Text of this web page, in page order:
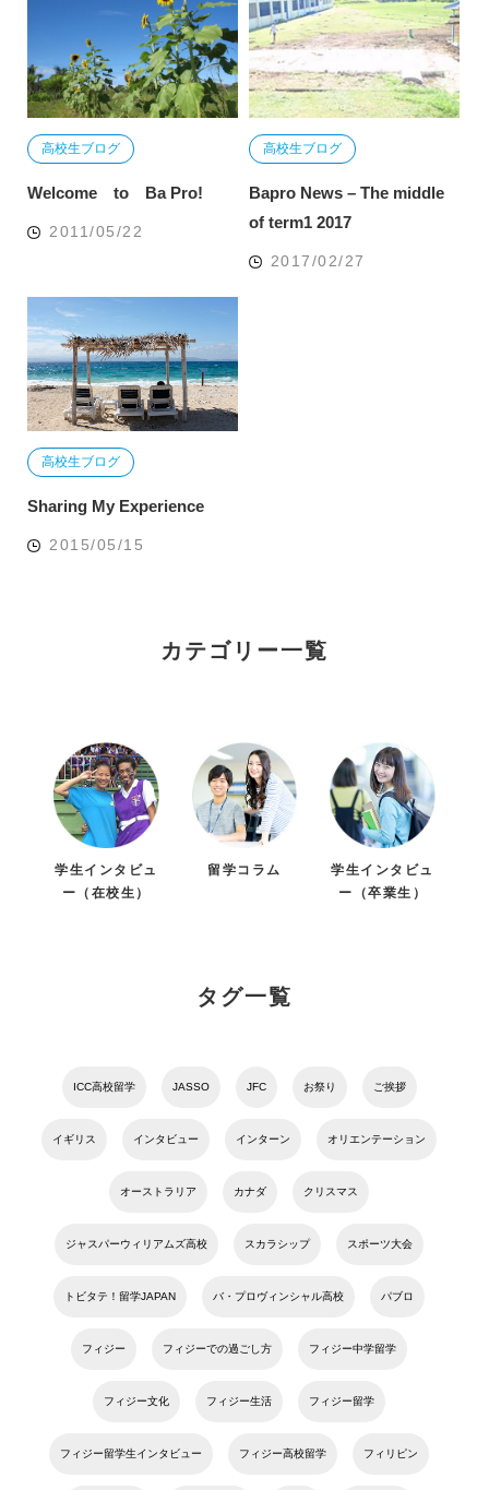
高校生ブログ
Welcome to Ba Pro!
2011/05/22
高校生ブログ
Bapro News – The middle
of term1 2017
2017/02/27
高校生ブログ
Sharing My Experience
2015/05/15
カテゴリー一覧
学生インタビュ
ー（在校生）
留学コラム
学生インタビュ
ー（卒業生）
タグ一覧
ICC高校留学 JASSO JFC お祭り ご挨拶
イギリス インタビュー インターン オリエンテーション
オーストラリア カナダ クリスマス
ジャスパーウィリアムズ高校 スカラシップ スポーツ大会
トビタテ！留学JAPAN バ・プロヴィンシャル高校 パブロ
フィジー フィジーでの過ごし方 フィジー中学留学
フィジー文化 フィジー生活 フィジー留学
フィジー留学生インタビュー フィジー高校留学 フィリピン